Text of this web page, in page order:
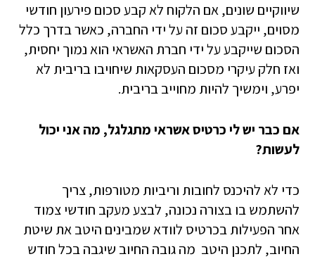
שיווקיים שונים, אם הלקוח לא קבע סכום פירעון חודשי
מסוים, ייקבע סכום זה על ידי החברה, כאשר בדרך כלל
הסכום שייקבע על ידי חברת האשראי הוא נמוך יחסית,
ואז חלק עיקרי מסכום העסקאות שיחויבו בריבית לא
יפרע, וימשיך להיות מחוייב בריבית.
אם כבר יש לי כרטיס אשראי מתגלגל, מה אני יכול
לעשות?
כדי לא להיכנס לחובות וריביות מטורפות, צריך
להשתמש בו בצורה נכונה, לבצע מעקב חודשי צמוד
אחר הפעילות בכרטיס לוודא שמבינים היטב את שיטת
החיוב, לתכנן היטב מה גובה החיוב שיגבה בכל חודש